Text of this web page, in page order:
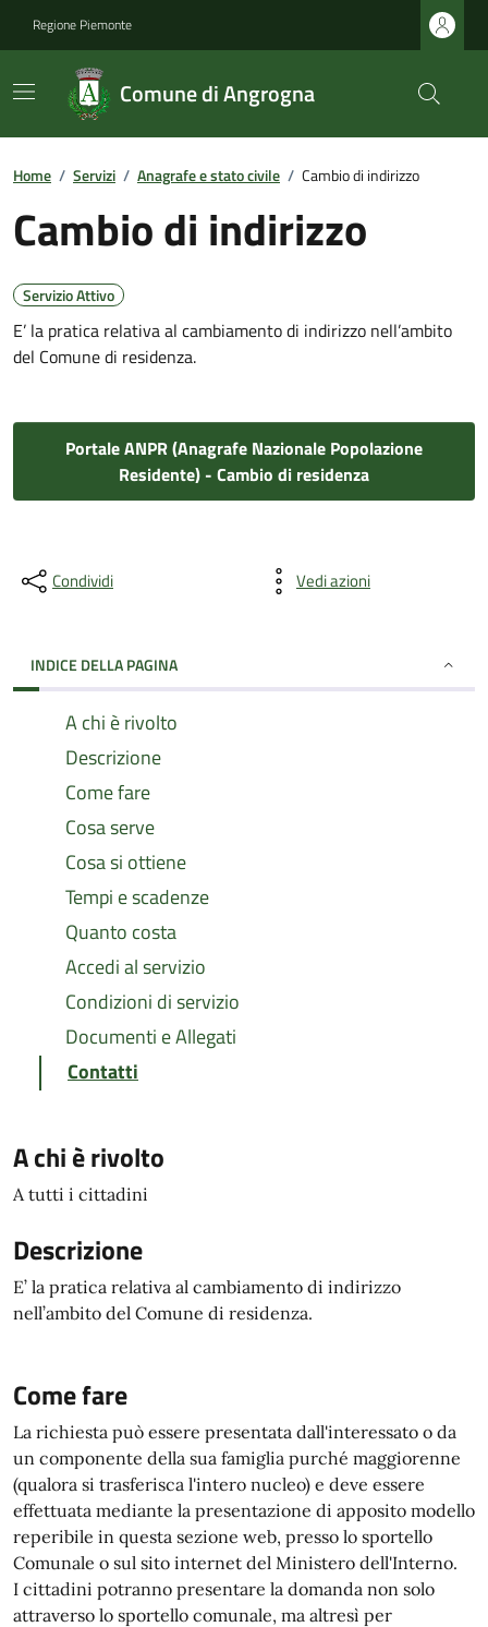
Regione Piemonte
Comune di Angrogna
Home / Servizi / Anagrafe e stato civile / Cambio di indirizzo
Cambio di indirizzo
Servizio Attivo
E’ la pratica relativa al cambiamento di indirizzo nell’ambito
del Comune di residenza.
Portale ANPR (Anagrafe Nazionale Popolazione
Residente) - Cambio di residenza
Condividi Vedi azioni
INDICE DELLA PAGINA
A chi è rivolto
Descrizione
Come fare
Cosa serve
Cosa si ottiene
Tempi e scadenze
Quanto costa
Accedi al servizio
Condizioni di servizio
Documenti e Allegati
Contatti
A chi è rivolto
A tutti i cittadini
Descrizione
E’ la pratica relativa al cambiamento di indirizzo
nell’ambito del Comune di residenza.
Come fare
La richiesta può essere presentata dall'interessato o da
un componente della sua famiglia purché maggiorenne
(qualora si trasferisca l'intero nucleo) e deve essere
effettuata mediante la presentazione di apposito modello
reperibile in questa sezione web, presso lo sportello
Comunale o sul sito internet del Ministero dell'Interno.
I cittadini potranno presentare la domanda non solo
attraverso lo sportello comunale, ma altresì per